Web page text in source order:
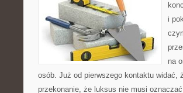
i
na
osób. Już od pierwszego kontaktu
przekonanie, że luksus nie musi